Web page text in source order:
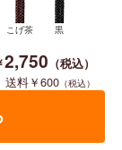
こげ茶 黒
2,750
600